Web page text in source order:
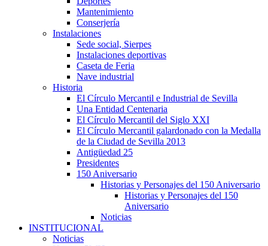
Mantenimiento
Conserjería
Instalaciones
Sede social, Sierpes
Instalaciones deportivas
Caseta de Feria
Nave industrial
Historia
El Círculo Mercantil e Industrial de Sevilla
Una Entidad Centenaria
El Círculo Mercantil del Siglo XXI
El Círculo Mercantil galardonado con la Medalla
de la Ciudad de Sevilla 2013
Antigüedad 25
Presidentes
150 Aniversario
Historias y Personajes del 150 Aniversario
Historias y Personajes del 150
Aniversario
Noticias
INSTITUCIONAL
Noticias